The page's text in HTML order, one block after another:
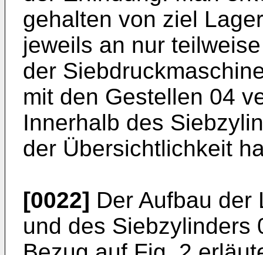
gehalten von ziel
jeweils an nur
der
mit den Gestellen 04
Innerhalb des
der Übersichtlichkeit
[0022] Der Aufbau der
und des Siebzylinders